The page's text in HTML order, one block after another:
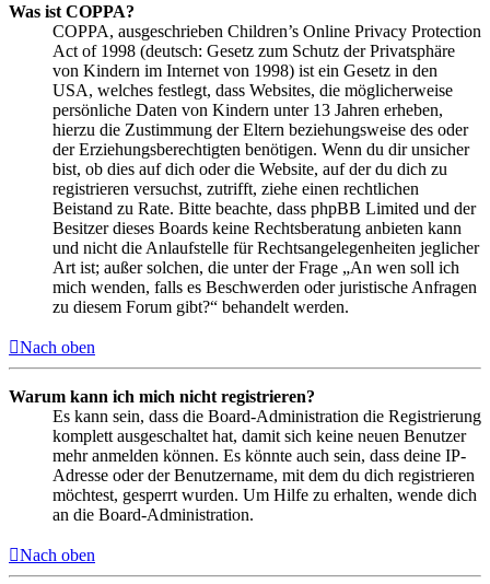
Was ist COPPA?
COPPA, ausgeschrieben Children’s Online Privacy Protection
Act of 1998 (deutsch: Gesetz zum Schutz der Privatsphäre
von Kindern im Internet von 1998) ist ein Gesetz in den
USA, welches festlegt, dass Websites, die möglicherweise
persönliche Daten von Kindern unter 13 Jahren erheben,
hierzu die Zustimmung der Eltern beziehungsweise des oder
der Erziehungsberechtigten benötigen. Wenn du dir unsicher
bist, ob dies auf dich oder die Website, auf der du dich zu
registrieren versuchst, zutrifft, ziehe einen rechtlichen
Beistand zu Rate. Bitte beachte, dass phpBB Limited und der
Besitzer dieses Boards keine Rechtsberatung anbieten kann
und nicht die Anlaufstelle für Rechtsangelegenheiten jeglicher
Art ist; außer solchen, die unter der Frage „An wen soll ich
mich wenden, falls es Beschwerden oder juristische Anfragen
zu diesem Forum gibt?“ behandelt werden.
Nach oben
Warum kann ich mich nicht registrieren?
Es kann sein, dass die Board-Administration die Registrierung
komplett ausgeschaltet hat, damit sich keine neuen Benutzer
mehr anmelden können. Es könnte auch sein, dass deine IP-
Adresse oder der Benutzername, mit dem du dich registrieren
möchtest, gesperrt wurden. Um Hilfe zu erhalten, wende dich
an die Board-Administration.
Nach oben